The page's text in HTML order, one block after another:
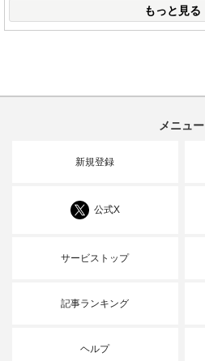
もっと見る
メニュー
新規登録
公式X
サービストップ
記事ランキング
ヘルプ